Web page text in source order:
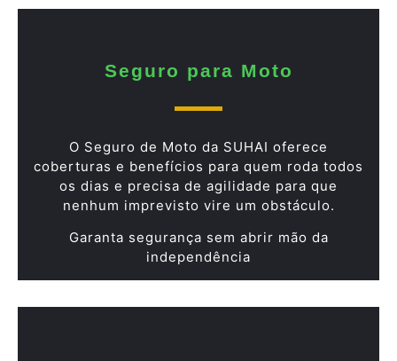
Seguro para Moto
O Seguro de Moto da SUHAI oferece
coberturas e benefícios para quem roda todos
os dias e precisa de agilidade para que
nenhum imprevisto vire um obstáculo.
Garanta segurança sem abrir mão da
independência